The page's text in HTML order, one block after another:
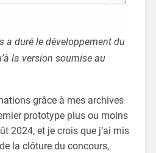
a duré le développement du
la version soumise au
grâce à mes archives
prototype plus ou moins
2024, et je crois que j’ai mis
la clôture du concours,